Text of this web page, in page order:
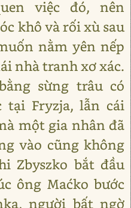
việc đó, nên
khô và rối xù sau
nằm yên nếp
nhà tranh xơ xác.
sừng trâu có
Fryzja, lẫn cái
một gia nhân đã
vào cũng không
Zbyszko bắt đầu
ông Maćko bước
người bất ngờ